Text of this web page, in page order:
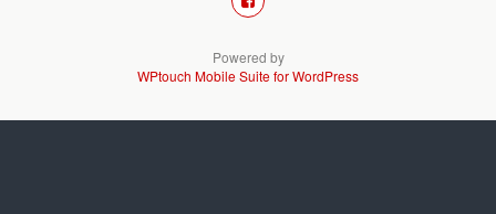
Powered by
WPtouch Mobile Suite for WordPress